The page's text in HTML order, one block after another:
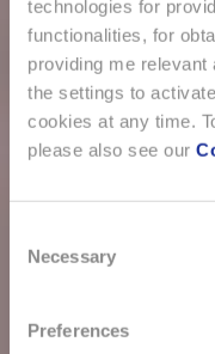
technologies for
functionalities, for
providing me
the settings to
cookies at any time.
please also see our
Selection
Necessary
Preferences